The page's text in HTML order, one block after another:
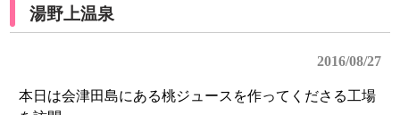
湯野上温泉
2016/08/27
本日は会津田島にある桃ジュースを作ってくださる工場